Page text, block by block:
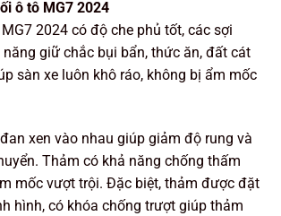
ô tô MG7 2024
2024 có độ che phủ tốt, các sợi
giữ chắc bụi bẩn, thức ăn, đất cát
sàn xe luôn khô ráo, không bị ẩm mốc
xen vào nhau giúp giảm độ rung và
Thảm có khả năng chống thấm
mốc vượt trội. Đặc biệt, thảm được đặt
hình, có khóa chống trượt giúp thảm